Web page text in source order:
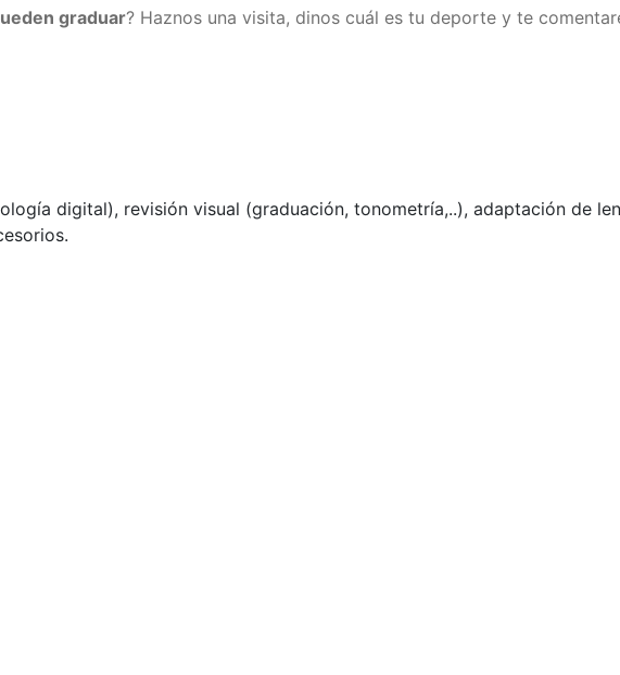
graduar? Haznos una visita, dinos cuál es tu deporte y te
digital), revisión visual (graduación, tonometría,..), adaptación de